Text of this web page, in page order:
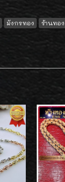
มังกรทอง ร้านทอง